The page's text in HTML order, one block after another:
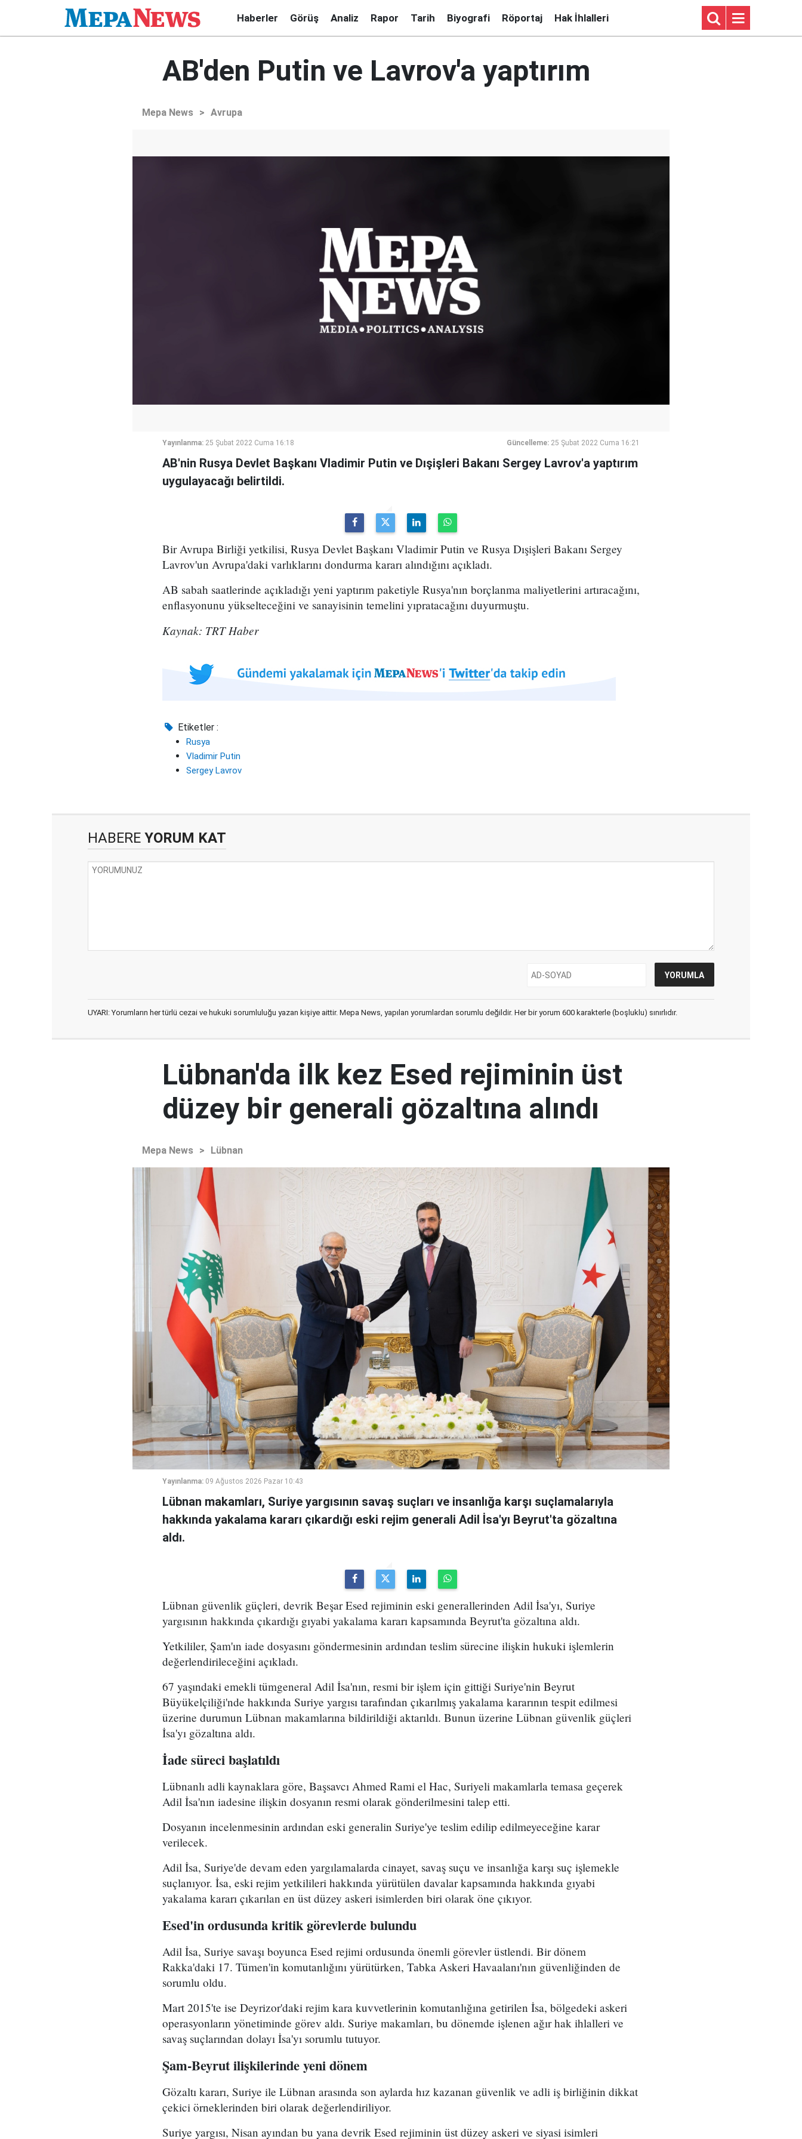
Haberler Görüş Analiz Rapor Tarih Biyografi Röportaj Hak İhlalleri
AB'den Putin ve Lavrov'a yaptırım
Mepa News > Avrupa
Yayınlanma: 25 Şubat 2022 Cuma 16:18 Güncelleme: 25 Şubat 2022 Cuma 16:21
AB'nin Rusya Devlet Başkanı Vladimir Putin ve Dışişleri Bakanı Sergey Lavrov'a yaptırım
uygulayacağı belirtildi.
Bir Avrupa Birliği yetkilisi, Rusya Devlet Başkanı Vladimir Putin ve Rusya Dışişleri Bakanı Sergey
Lavrov'un Avrupa'daki varlıklarını dondurma kararı alındığını açıkladı.
AB sabah saatlerinde açıkladığı yeni yaptırım paketiyle Rusya'nın borçlanma maliyetlerini artıracağını,
enflasyonunu yükselteceğini ve sanayisinin temelini yıpratacağını duyurmuştu.
Kaynak: TRT Haber
Etiketler :
Rusya
Vladimir Putin
Sergey Lavrov
HABERE YORUM KAT
UYARI: Yorumların her türlü cezai ve hukuki sorumluluğu yazan kişiye aittir. Mepa News, yapılan yorumlardan sorumlu değildir. Her bir yorum 600 karakterle (boşluklu) sınırlıdır.
Lübnan'da ilk kez Esed rejiminin üst
düzey bir generali gözaltına alındı
Mepa News > Lübnan
Yayınlanma: 09 Ağustos 2026 Pazar 10:43
Lübnan makamları, Suriye yargısının savaş suçları ve insanlığa karşı suçlamalarıyla
hakkında yakalama kararı çıkardığı eski rejim generali Adil İsa'yı Beyrut'ta gözaltına
aldı.
Lübnan güvenlik güçleri, devrik Beşar Esed rejiminin eski generallerinden Adil İsa'yı, Suriye
yargısının hakkında çıkardığı gıyabi yakalama kararı kapsamında Beyrut'ta gözaltına aldı.
Yetkililer, Şam'ın iade dosyasını göndermesinin ardından teslim sürecine ilişkin hukuki işlemlerin
değerlendirileceğini açıkladı.
67 yaşındaki emekli tümgeneral Adil İsa'nın, resmi bir işlem için gittiği Suriye'nin Beyrut
Büyükelçiliği'nde hakkında Suriye yargısı tarafından çıkarılmış yakalama kararının tespit edilmesi
üzerine durumun Lübnan makamlarına bildirildiği aktarıldı. Bunun üzerine Lübnan güvenlik güçleri
İsa'yı gözaltına aldı.
İade süreci başlatıldı
Lübnanlı adli kaynaklara göre, Başsavcı Ahmed Rami el Hac, Suriyeli makamlarla temasa geçerek
Adil İsa'nın iadesine ilişkin dosyanın resmi olarak gönderilmesini talep etti.
Dosyanın incelenmesinin ardından eski generalin Suriye'ye teslim edilip edilmeyeceğine karar
verilecek.
Adil İsa, Suriye'de devam eden yargılamalarda cinayet, savaş suçu ve insanlığa karşı suç işlemekle
suçlanıyor. İsa, eski rejim yetkilileri hakkında yürütülen davalar kapsamında hakkında gıyabi
yakalama kararı çıkarılan en üst düzey askeri isimlerden biri olarak öne çıkıyor.
Esed'in ordusunda kritik görevlerde bulundu
Adil İsa, Suriye savaşı boyunca Esed rejimi ordusunda önemli görevler üstlendi. Bir dönem
Rakka'daki 17. Tümen'in komutanlığını yürütürken, Tabka Askeri Havaalanı'nın güvenliğinden de
sorumlu oldu.
Mart 2015'te ise Deyrizor'daki rejim kara kuvvetlerinin komutanlığına getirilen İsa, bölgedeki askeri
operasyonların yönetiminde görev aldı. Suriye makamları, bu dönemde işlenen ağır hak ihlalleri ve
savaş suçlarından dolayı İsa'yı sorumlu tutuyor.
Şam-Beyrut ilişkilerinde yeni dönem
Gözaltı kararı, Suriye ile Lübnan arasında son aylarda hız kazanan güvenlik ve adli iş birliğinin dikkat
çekici örneklerinden biri olarak değerlendiriliyor.
Suriye yargısı, Nisan ayından bu yana devrik Esed rejiminin üst düzey askeri ve siyasi isimleri